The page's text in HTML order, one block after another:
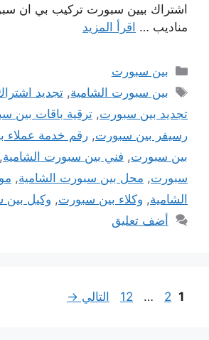
اشتراك بيين سبورت تركيب بي ان
مناديب … اقرأ المزيد
التصنيفات
بين سبورت
الوسوم
بين سبورت الشامية,تجديد
تجديد بين سبورت, ترقية باقات بين
رسيفر بين سبورت, رقم خدمة عملاء
بين سبورت, فني بين سبورت الشامية,
سبورت, محل بين سبورت الشامية,
الشامية, وكلاء بين سبورت, وكيل
أضف تعليق
Page
1
Page
2
…
Page
12 التالي →